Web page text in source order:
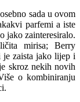
sada u ovom
parfemi a iste
jako zainteresiralo.
mirisa; Berry
zaista jako lijep i
skroz nekih novih
o kombiniranju